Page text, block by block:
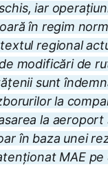
iar
în regim
regional
modificări de
sunt
la
la aeroport
în baza unei
MAE pe